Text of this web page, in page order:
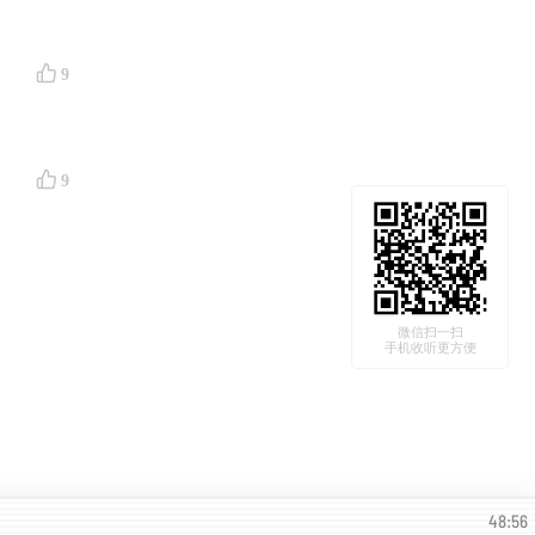
9
9
微信扫一扫
手机收听更方便
48:56